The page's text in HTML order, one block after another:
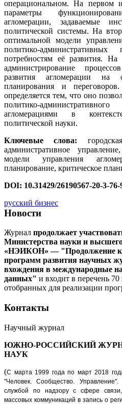
операциональном. На первом
параметры
агломерации, задаваемые
политической системы. На
оптимальной модели
политико-административных
потребностям её развития. На
администрирование
развития агломерации на
планирования и
определяется тем, что оно
политико-
агломерациями в
политической науки.
Ключевые слова:
административное
модели управления
планирование, критическое
DOI: 10.31429/26190567-20-3-76-
русский бизнес
Новости
Журнал продолжает
Министерства науки и
«НЭИКОН» — "Продолжение
программ развития научных
вхождения в международные
данных" и входит в перечень
отобранных для реализации
Контакты
Научный журнал
ЮЖНО-РОССИЙСКИЙ
НАУК
(С марта 1999 года по март 2018
"Человек. Сообщество.
службой по надзору с сфере
массовых коммуникаций в запись о